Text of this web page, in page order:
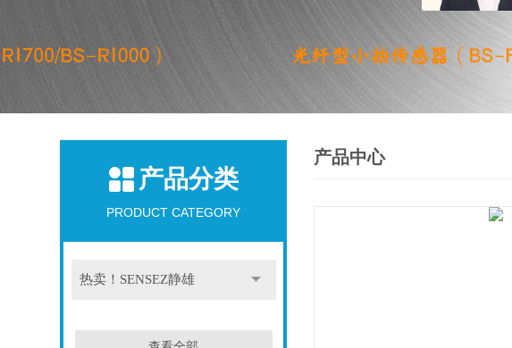
产品分类
PRODUCT CATEGORY
热卖！SENSEZ静雄
产品中心